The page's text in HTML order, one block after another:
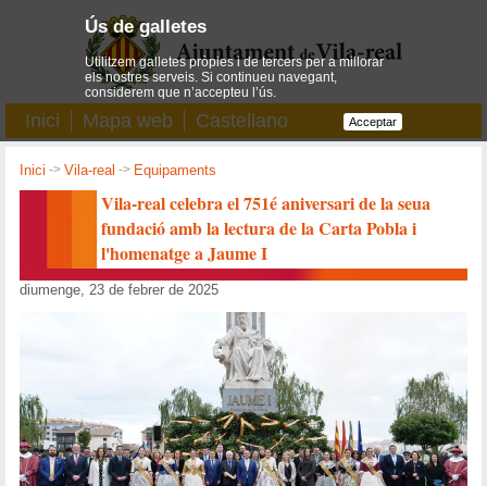
Inici Mapa web Castellano
Inici ->Vila-real -> Equipaments
Vila-real celebra el 751é aniversari de la seua
fundació amb la lectura de la Carta Pobla i
l'homenatge a Jaume I
diumenge, 23 de febrer de 2025
Ús de galletes
Utilitzem galletes pròpies i de tercers per a millorar
els nostres serveis. Si continueu navegant,
considerem que n’accepteu l’ús.
Acceptar